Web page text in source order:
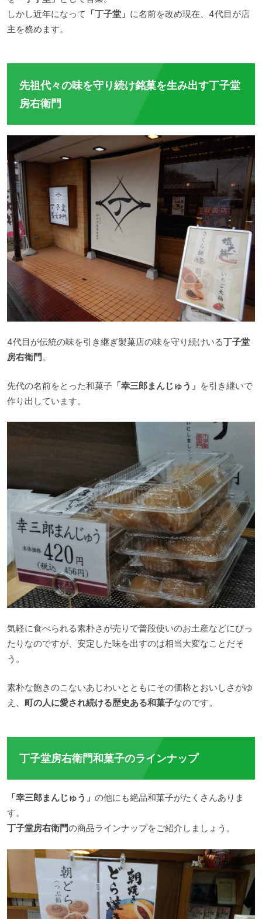
しかし近年になって 「丁子堂」 に名前を改め現在、4代目が店
主を務めます。
先祖代々の味を守り続け銘菓を生み出す丁子堂
房右衛門
4代目が伝統の味を引き継ぎ製菓店の味を守り続けいる丁子堂
房右衛門。
先代の名前をとった和菓子「幸三郎まんじゅう」 を引き継いで
作り出しています。
気軽に食べられる素朴さが売りで普段使いのお土産などにぴっ
たりなのですが、安定した味を出すのは相当大変なことだそ
う。
素朴な飽きのこないあじわいとともにその価格とおいしさがゆ
え、 町の人に愛され続ける歴史ある和菓子なのです。
丁子堂房右衛門和菓子のラインナップ
「幸三郎まんじゅう」 の他にも絶品和菓子がたくさんありま
す。
丁子堂房右衛門の商品ラインナップをご紹介しましょう。